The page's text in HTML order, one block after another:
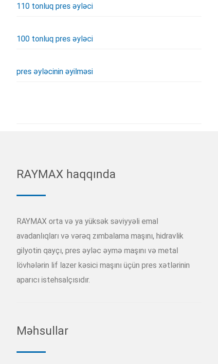
110 tonluq pres əyləci
100 tonluq pres əyləci
pres əyləcinin əyilməsi
RAYMAX haqqında
RAYMAX orta və ya yüksək səviyyəli emal
avadanlıqları və vərəq zımbalama maşını, hidravlik
gilyotin qayçı, pres əyləc əymə maşını və metal
lövhələrin lif lazer kəsici maşını üçün pres xətlərinin
aparıcı istehsalçısıdır.
Məhsullar